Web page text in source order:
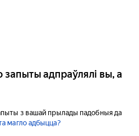
запыты адпраўлялі вы, а
з вашай прылады падобныя да
магло адбыцца?